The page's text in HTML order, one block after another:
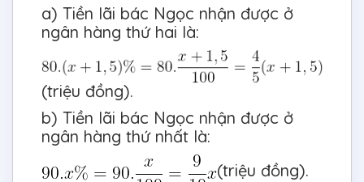
a) Tiền lãi bác Ngọc nhận được ở
ngân hàng thứ hai là:
(triệu đồng).
b) Tiền lãi bác Ngọc nhận được ở
ngân hàng thứ nhất là:
(triệu đồng).